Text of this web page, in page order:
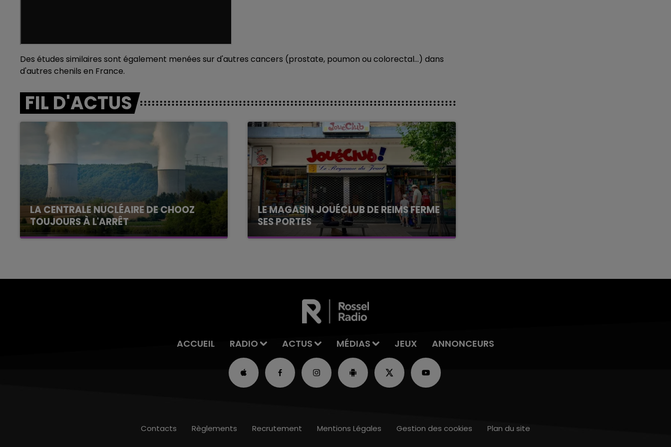
Des études similaires sont également menées sur d'autres cancers (prostate, poumon ou colorectal...) dans
d'autres chenils en France.
FIL D'ACTUS
LA CENTRALE NUCLÉAIRE DE CHOOZ
TOUJOURS À L'ARRÊT
Cela fait déjà une semaine que la centrale
LE MAGASIN JOUÉCLUB DE REIMS FERME
SES PORTES
C'était l'une des institutions du centre-ville
ACCUEIL RADIO ACTUS MÉDIAS JEUX ANNONCEURS
Contacts Règlements Recrutement Mentions Légales Gestion des cookies Plan du site